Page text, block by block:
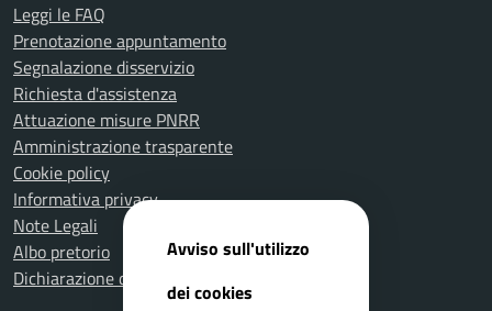
Leggi le FAQ
Prenotazione appuntamento
Segnalazione disservizio
Richiesta d'assistenza
Attuazione misure PNRR
Amministrazione trasparente
Cookie policy
Informativa privacy
Note Legali
Albo pretorio
Dichiarazione di accessibilità
Avviso sull'utilizzo
dei cookies